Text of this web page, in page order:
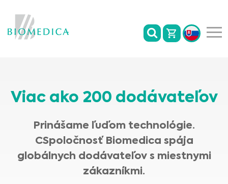
Viac ako 200 dodávateľov
Prinášame ľuďom technológie.
CSpoločnosť Biomedica spája
globálnych dodávateľov s miestnymi
zákazníkmi.